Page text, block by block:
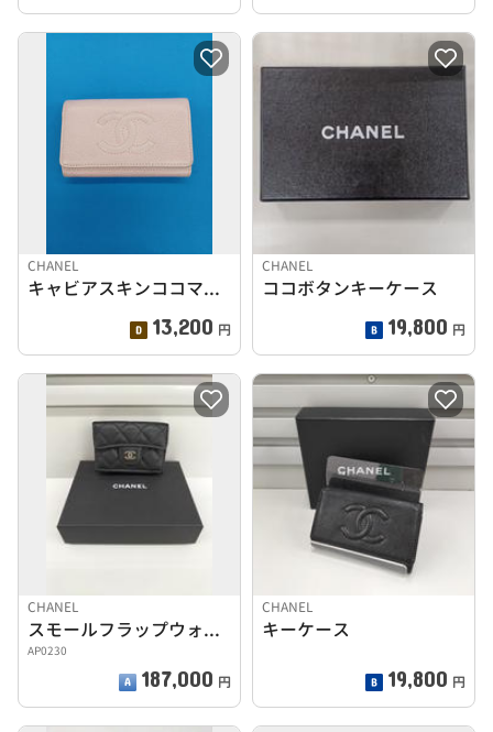
CHANEL
キャビアスキンココマーク6連キーケース
13,200 円
CHANEL
ココボタンキーケース
19,800 円
CHANEL
スモールフラップウォレット
AP0230
187,000 円
CHANEL
キーケース
19,800 円